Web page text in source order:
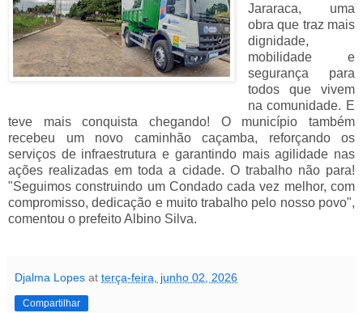
Jararaca, uma
obra que traz mais
dignidade,
mobilidade e
segurança para
todos que vivem
na comunidade. E
teve mais conquista chegando! O município também
recebeu um novo caminhão caçamba, reforçando os
serviços de infraestrutura e garantindo mais agilidade nas
ações realizadas em toda a cidade. O trabalho não para!
"Seguimos construindo um Condado cada vez melhor, com
compromisso, dedicação e muito trabalho pelo nosso povo",
comentou o prefeito Albino Silva.
Djalma Lopes at terça-feira, junho 02, 2026
Compartilhar